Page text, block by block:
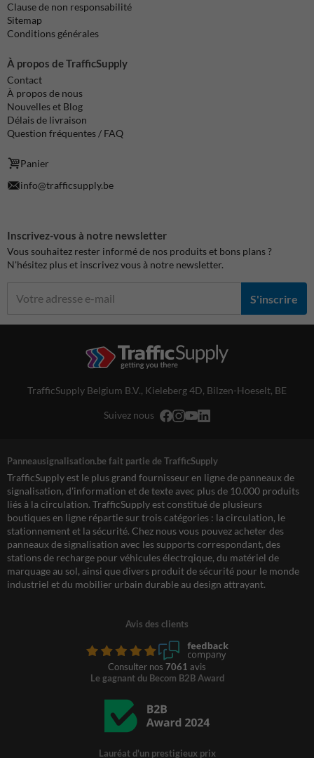
Clause de non responsabilité
Sitemap
Conditions générales
À propos de TrafficSupply
Contact
À propos de nous
Nouvelles et Blog
Délais de livraison
Question fréquentes / FAQ
Panier
info@trafficsupply.be
Inscrivez-vous à notre newsletter
Vous souhaitez rester informé de nos produits et bons plans ?
N'hésitez plus et inscrivez vous à notre newsletter.
S'inscrire
TrafficSupply Belgium B.V., Kieleberg 4D, Bilzen-Hoeselt, BE
Suivez nous
Panneausignalisation.be fait partie de TrafficSupply
TrafficSupply est le plus grand fournisseur en ligne de panneaux de
signalisation, d'information et de texte avec plus de 10.000 produits
liés à la circulation. TrafficSupply est constitué de plusieurs
boutiques en ligne répartie sur trois catégories : la circulation, le
stationnement et la sécurité. Chez nous vous pouvez acheter des
panneaux de signalisation avec les supports correspondant, des
stations de recharge pour véhicules électrqique, du matériel de
marquage au sol, ainsi que divers produit de sécurité pour le monde
industriel et du mobilier urbain durable au design attrayant.
Avis des clients
Consulter nos 7061 avis
Le gagnant du Becom B2B Award
Lauréat d'un prestigieux prix